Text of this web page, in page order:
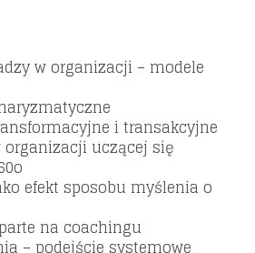
w organizacji – modele
i transakcyjne
organizacji uczącej się
efekt sposobu myślenia o
na coachingu
– podejście systemowe